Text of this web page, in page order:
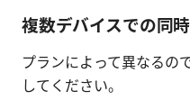
複数デバイスでの同
プランによって異なるの
してください。